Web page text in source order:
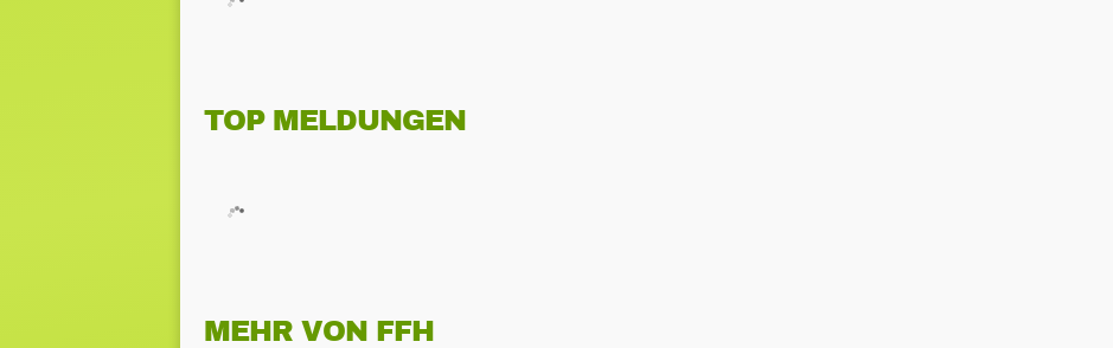
TOP MELDUNGEN
MEHR VON FFH